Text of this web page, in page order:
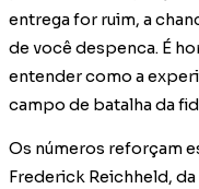
entrega for ruim, a
de você despenca. É
entender como a
campo de batalha da
Os números reforçam
Frederick Reichheld,